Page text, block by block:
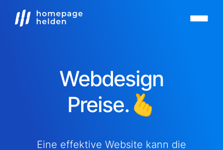
Webdesign
Preise.🫰
Eine effektive Website kann die